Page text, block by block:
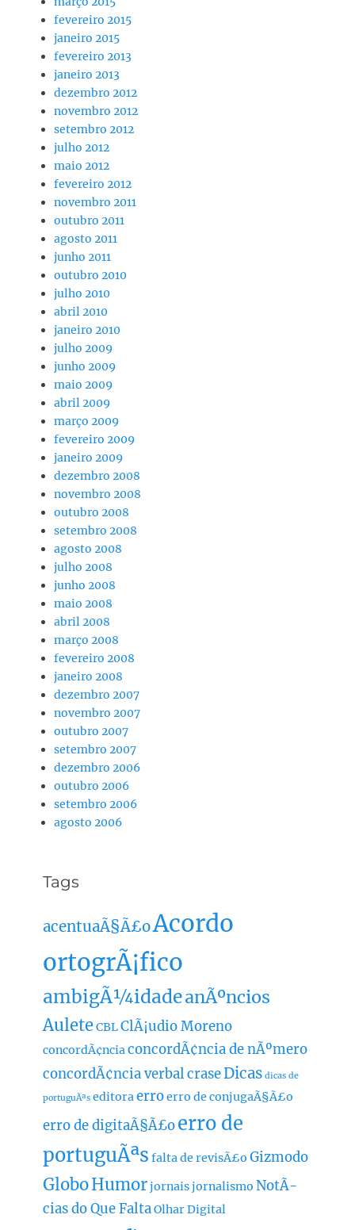
fevereiro 2015
janeiro 2015
fevereiro 2013
janeiro 2013
dezembro 2012
novembro 2012
setembro 2012
julho 2012
maio 2012
fevereiro 2012
novembro 2011
outubro 2011
agosto 2011
junho 2011
outubro 2010
julho 2010
abril 2010
janeiro 2010
julho 2009
junho 2009
maio 2009
abril 2009
março 2009
fevereiro 2009
janeiro 2009
dezembro 2008
novembro 2008
outubro 2008
setembro 2008
agosto 2008
julho 2008
junho 2008
maio 2008
abril 2008
março 2008
fevereiro 2008
janeiro 2008
dezembro 2007
novembro 2007
outubro 2007
setembro 2007
dezembro 2006
outubro 2006
setembro 2006
agosto 2006
Tags
acentuaÃ§Ã£oAcordo
ortogrÃ¡fico
ambigÃ¼idadeanÃºncios
AuleteCBLClÃ¡udio Moreno
concordÃ¢nciaconcordÃ¢ncia de nÃºmero
concordÃ¢ncia verbalcraseDicas dicas de
portuguÃªs editoraerroerro de conjugaÃ§Ã£o
erro de digitaÃ§Ã£oerro de
portuguÃªs falta de revisÃ£o Gizmodo
GloboHumorjornaisjornalismo NotÃ­
cias do Que FaltaOlhar Digital